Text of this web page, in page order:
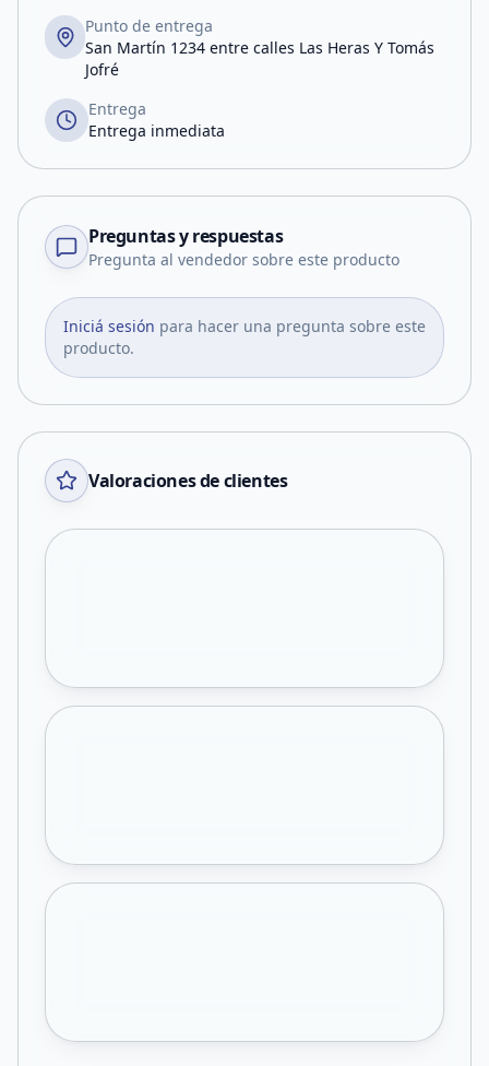
Punto de entrega
San Martín 1234 entre calles Las Heras Y Tomás
Jofré
Entrega
Entrega inmediata
Preguntas y respuestas
Pregunta al vendedor sobre este producto
Iniciá sesión para hacer una pregunta sobre este
producto.
Valoraciones de clientes